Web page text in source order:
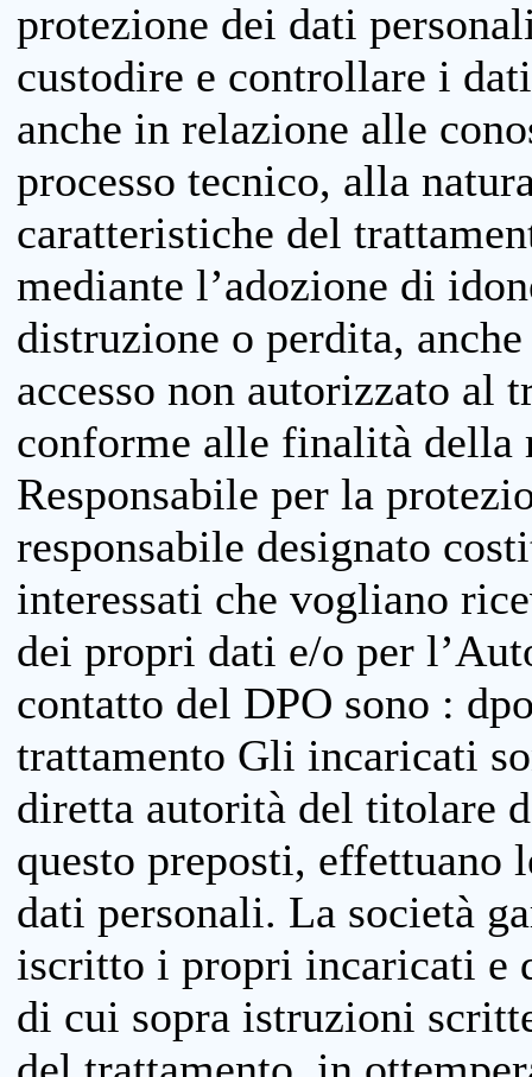
protezione dei dati
custodire e controllare i
anche in relazione alle
processo tecnico, alla
caratteristiche del
mediante l’adozione di
distruzione o perdita,
accesso non autorizzato al
conforme alle finalità della
Responsabile per la
responsabile designato
interessati che vogliano
dei propri dati e/o per
contatto del DPO sono :
trattamento Gli incaricati
diretta autorità del titolare
questo preposti, effettuano
dati personali. La società
iscritto i propri incaricati e
di cui sopra istruzioni